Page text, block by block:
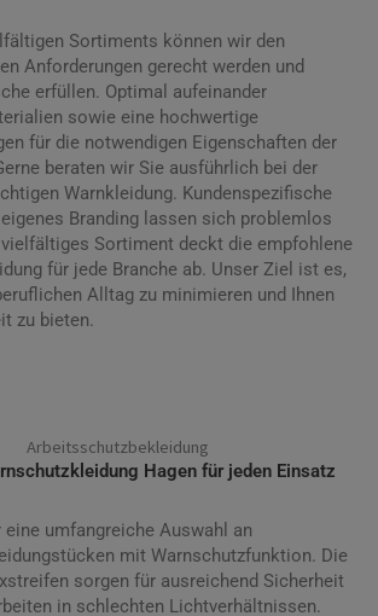
Sortiments können wir den
Anforderungen gerecht werden und
erfüllen. Optimal aufeinander
sowie eine hochwertige
für die notwendigen Eigenschaften der
beraten wir Sie ausführlich bei der
Warnkleidung. Kundenspezifische
Branding lassen sich problemlos
Sortiment deckt die empfohlene
für jede Branche ab. Unser Ziel ist es,
Alltag zu minimieren und Ihnen
zu bieten.
Hagen für jeden Einsatz
eine umfangreiche Auswahl an
mit Warnschutzfunktion. Die
sorgen für ausreichend Sicherheit
in schlechten Lichtverhältnissen.